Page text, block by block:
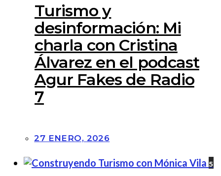
Turismo y
desinformación: Mi
charla con Cristina
Álvarez en el podcast
Agur Fakes de Radio
7
27 ENERO, 2026
5